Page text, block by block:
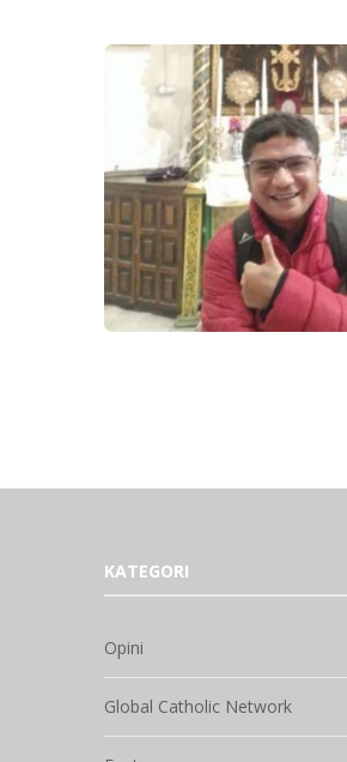
KATEGORI
Opini
Global Catholic Network